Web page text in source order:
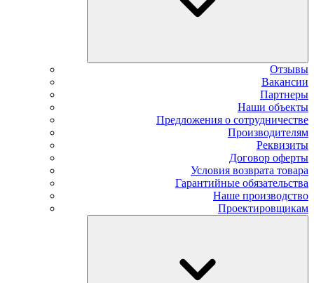
Отзывы
Вакансии
Партнеры
Наши объекты
Предложения о сотрудничестве
Производителям
Реквизиты
Договор оферты
Условия возврата товара
Гарантийные обязательства
Наше производство
Проектировщикам